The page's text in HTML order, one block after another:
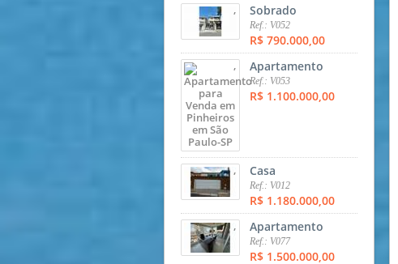
, Sobrado
Ref.: V052
R$ 790.000,00
, Apartamento
Ref.: V053
R$ 1.100.000,00
, Casa
Ref.: V012
R$ 1.180.000,00
, Apartamento
Ref.: V077
R$ 1.500.000,00